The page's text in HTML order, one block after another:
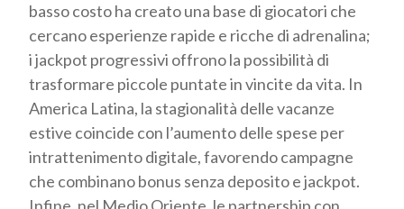
basso costo ha creato una base di giocatori che
cercano esperienze rapide e ricche di adrenalina;
i jackpot progressivi offrono la possibilità di
trasformare piccole puntate in vincite da vita. In
America Latina, la stagionalità delle vacanze
estive coincide con l’aumento delle spese per
intrattenimento digitale, favorendo campagne
che combinano bonus senza deposito e jackpot.